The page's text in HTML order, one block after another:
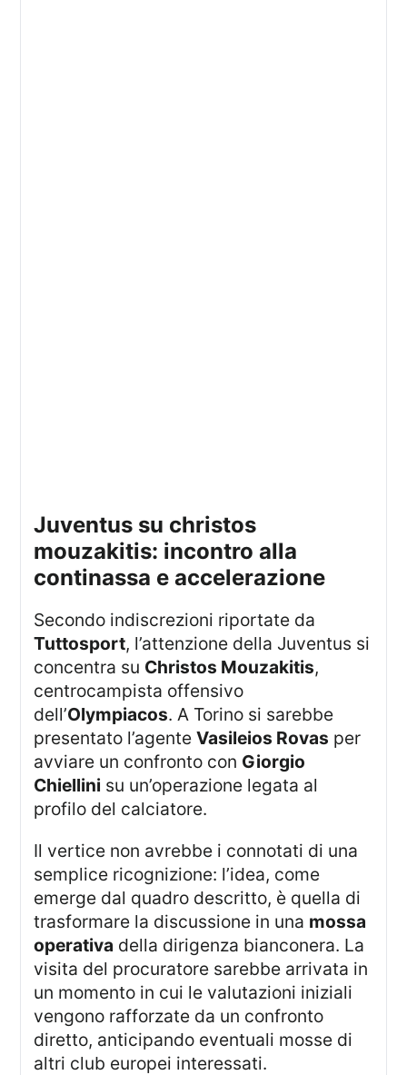
juventus su christos
mouzakitis: incontro alla
continassa e accelerazione
Secondo indiscrezioni riportate da
Tuttosport, l’attenzione della Juventus si
concentra su Christos Mouzakitis,
centrocampista offensivo
dell’Olympiacos. A Torino si sarebbe
presentato l’agenteVasileios Rovas per
avviare un confronto con Giorgio
Chiellini su un’operazione legata al
profilo del calciatore.
Il vertice non avrebbe i connotati di una
semplice ricognizione: l’idea, come
emerge dal quadro descritto, è quella di
trasformare la discussione in una mossa
operativa della dirigenza bianconera. La
visita del procuratore sarebbe arrivata in
un momento in cui le valutazioni iniziali
vengono rafforzate da un confronto
diretto, anticipando eventuali mosse di
altri club europei interessati.